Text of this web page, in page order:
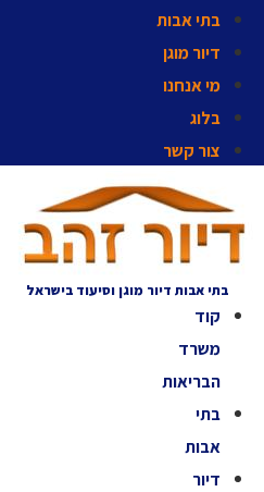
בתי אבות
דיור מוגן
מי אנחנו
בלוג
צור קשר
בתי אבות דיור מוגן וסיעוד בישראל
קוד
משרד
הבריאות
בתי
אבות
דיור